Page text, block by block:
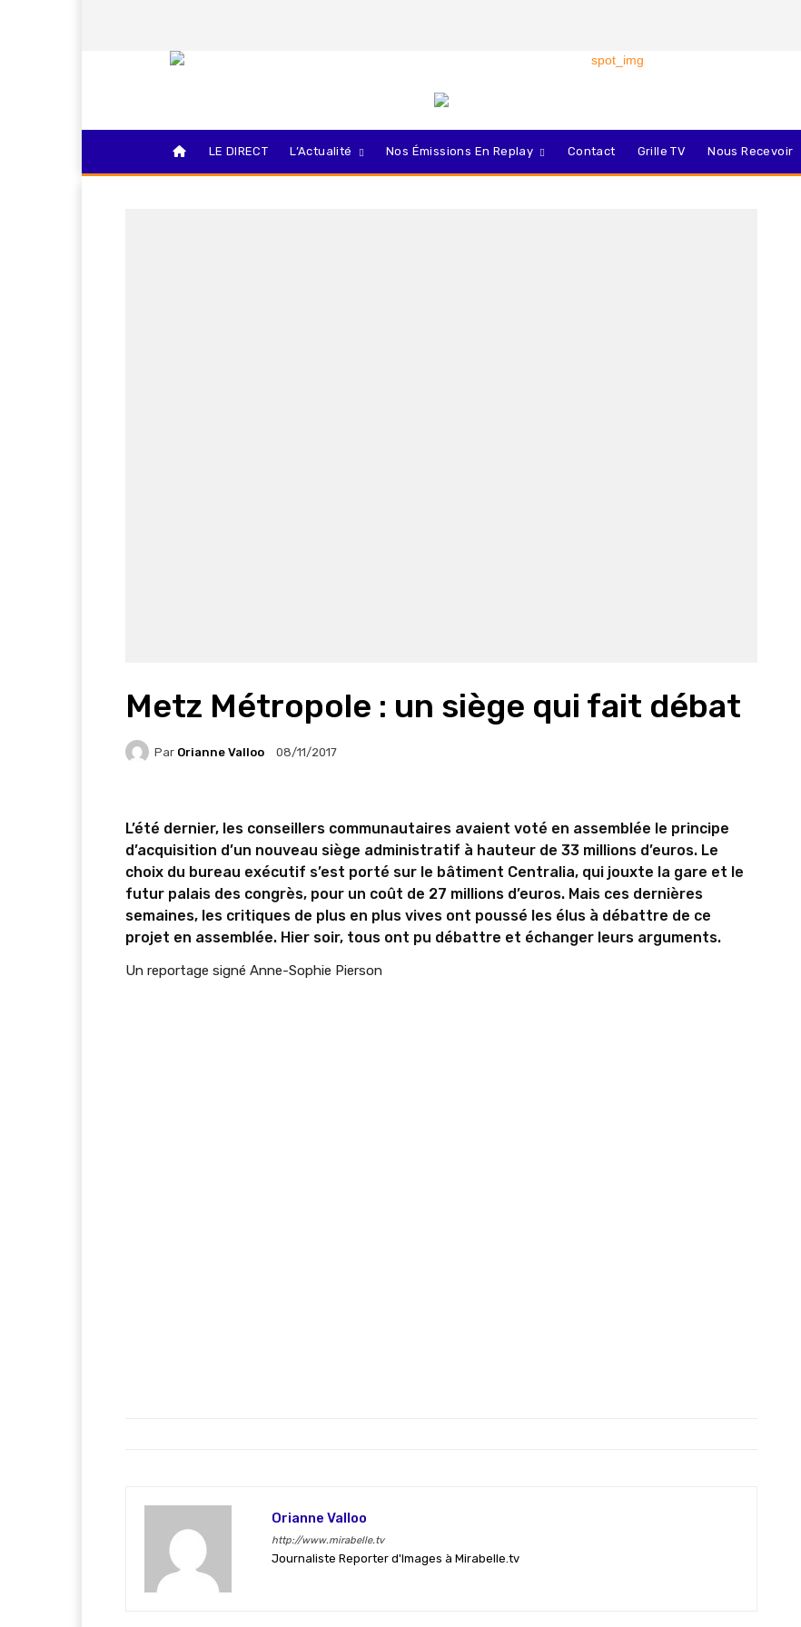
LE DIRECT L’Actualité Nos Émissions En Replay Contact Grille TV Nous Recevoir
Metz Métropole : un siège qui fait débat
Par Orianne Valloo 08/11/2017
L’été dernier, les conseillers communautaires avaient voté en assemblée le principe
d’acquisition d’un nouveau siège administratif à hauteur de 33 millions d’euros. Le
choix du bureau exécutif s’est porté sur le bâtiment Centralia, qui jouxte la gare et le
futur palais des congrès, pour un coût de 27 millions d’euros. Mais ces dernières
semaines, les critiques de plus en plus vives ont poussé les élus à débattre de ce
projet en assemblée. Hier soir, tous ont pu débattre et échanger leurs arguments.
Un reportage signé Anne-Sophie Pierson
Orianne Valloo
http://www.mirabelle.tv
Journaliste Reporter d'Images à Mirabelle.tv